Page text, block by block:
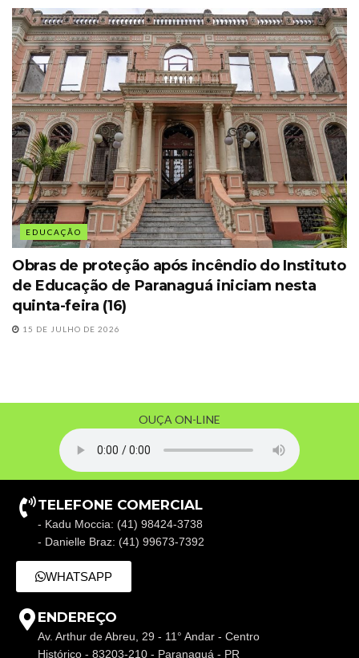
EDUCAÇÃO
Obras de proteção após incêndio do Instituto
de Educação de Paranaguá iniciam nesta
quinta-feira (16)
15 DE JULHO DE 2026
OUÇA ON-LINE
TELEFONE COMERCIAL
- Kadu Moccia: (41) 98424-3738
- Danielle Braz: (41) 99673-7392
WHATSAPP
ENDEREÇO
Av. Arthur de Abreu, 29 - 11° Andar - Centro
Histórico - 83203-210 - Paranaguá - PR